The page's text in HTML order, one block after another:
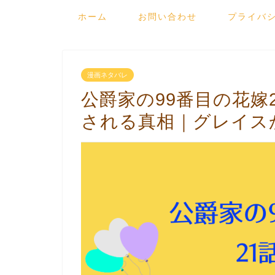
ホーム お問い合わせ プライバ
漫画ネタバレ
公爵家の99番目の花
される真相｜グレイ